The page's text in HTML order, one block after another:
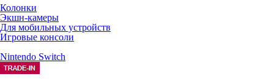
Колонки
Экшн-камеры
Для мобильных устройств
Игровые консоли
Nintendo Switch